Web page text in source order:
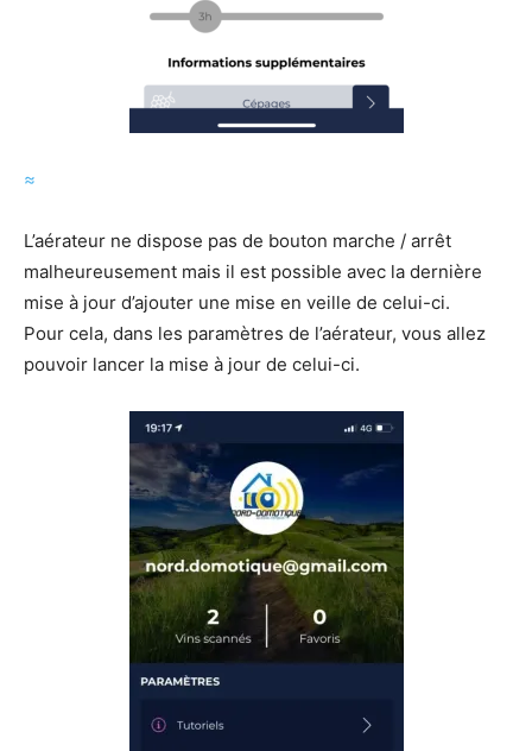
≈
L’aérateur ne dispose pas de bouton marche / arrêt
malheureusement mais il est possible avec la dernière
mise à jour d’ajouter une mise en veille de celui-ci.
Pour cela, dans les paramètres de l’aérateur, vous allez
pouvoir lancer la mise à jour de celui-ci.